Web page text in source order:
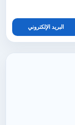
البريد الإلكتروني